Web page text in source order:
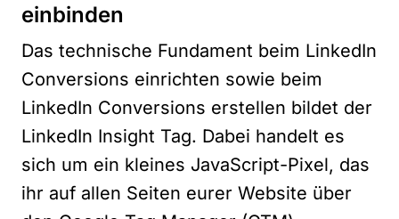
einbinden
Das technische Fundament beim LinkedIn
Conversions einrichten sowie beim
LinkedIn Conversions erstellen bildet der
LinkedIn Insight Tag. Dabei handelt es
sich um ein kleines JavaScript-Pixel, das
ihr auf allen Seiten eurer Website über